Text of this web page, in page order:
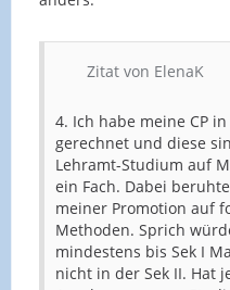
Zitat von ElenaK
4. Ich habe meine CP
gerechnet und diese
Lehramt-Studium auf
ein Fach. Dabei
meiner Promotion auf
Methoden. Sprich
mindestens bis Sek I
nicht in der Sek II. Hat